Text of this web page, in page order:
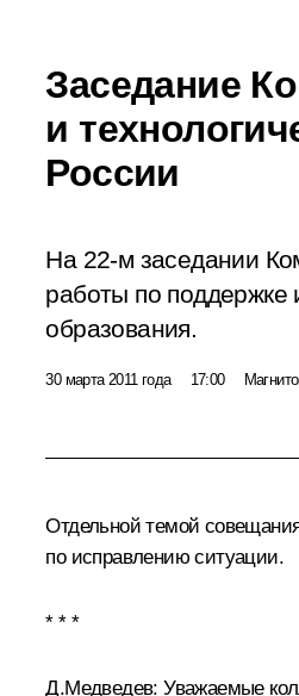
Заседание
и
России
На 22-м заседании
работы по поддержке
образования.
30 марта 2011 года 17:00
Отдельной темой
по исправлению ситуации.
* * *
Д.Медведев:Уважаемые